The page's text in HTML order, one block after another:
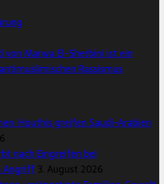
von Marwa El-Sherbini ist ein
Rassismus
Houthis greifen Saudi-Arabien
nach Eingreifen bei
Angriff3. August 2026